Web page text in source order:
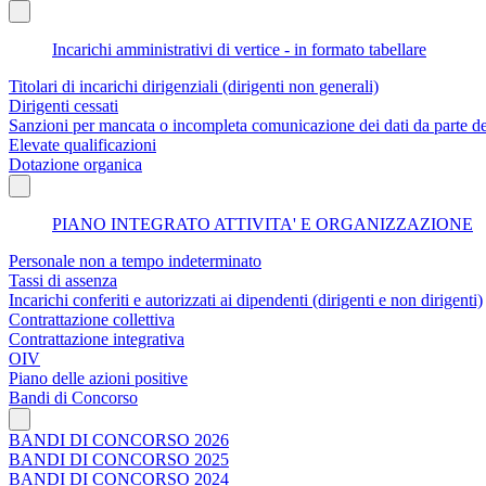
Incarichi amministrativi di vertice - in formato tabellare
Titolari di incarichi dirigenziali (dirigenti non generali)
Dirigenti cessati
Sanzioni per mancata o incompleta comunicazione dei dati da parte
Elevate qualificazioni
Dotazione organica
PIANO INTEGRATO ATTIVITA' E ORGANIZZAZIONE
Personale non a tempo indeterminato
Tassi di assenza
Incarichi conferiti e autorizzati ai dipendenti (dirigenti e non dirigenti)
Contrattazione collettiva
Contrattazione integrativa
OIV
Piano delle azioni positive
Bandi di Concorso
BANDI DI CONCORSO 2026
BANDI DI CONCORSO 2025
BANDI DI CONCORSO 2024